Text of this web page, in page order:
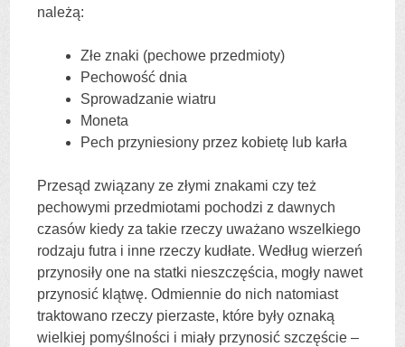
należą:
Złe znaki (pechowe przedmioty)
Pechowość dnia
Sprowadzanie wiatru
Moneta
Pech przyniesiony przez kobietę lub karła
Przesąd związany ze złymi znakami czy też
pechowymi przedmiotami pochodzi z dawnych
czasów kiedy za takie rzeczy uważano wszelkiego
rodzaju futra i inne rzeczy kudłate. Według wierzeń
przynosiły one na statki nieszczęścia, mogły nawet
przynosić klątwę. Odmiennie do nich natomiast
traktowano rzeczy pierzaste, które były oznaką
wielkiej pomyślności i miały przynosić szczęście –